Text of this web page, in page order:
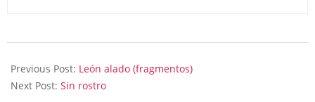
06-
16
Previous Post: León alado (fragmentos)
Next Post: Sin rostro